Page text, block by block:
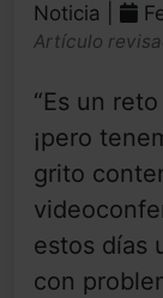
Noticia |
Artículo
“Es un
¡pero
grito
estos días
con